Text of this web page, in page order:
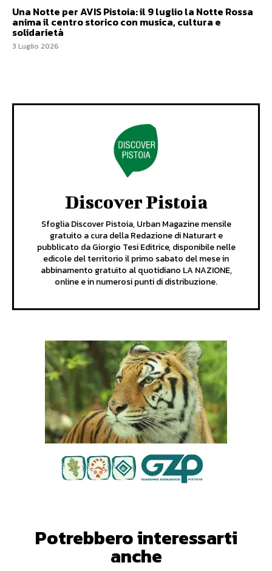
Una Notte per AVIS Pistoia: il 9 luglio la Notte Rossa
anima il centro storico con musica, cultura e
solidarietà
3 Luglio 2026
Discover Pistoia
Sfoglia Discover Pistoia, Urban Magazine mensile
gratuito a cura della Redazione di Naturart e
pubblicato da Giorgio Tesi Editrice, disponibile nelle
edicole del territorio il primo sabato del mese in
abbinamento gratuito al quotidiano LA NAZIONE,
online e in numerosi punti di distribuzione.
Potrebbero interessarti
anche